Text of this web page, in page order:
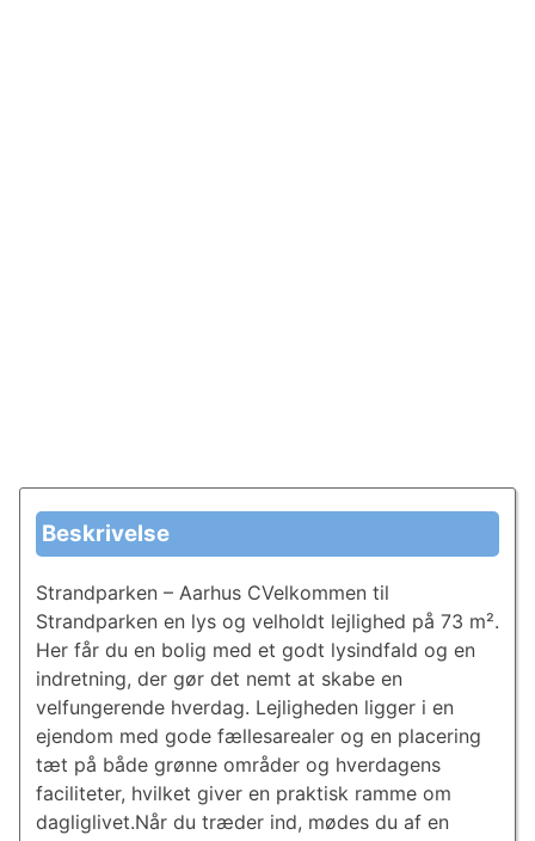
Beskrivelse
Strandparken – Aarhus CVelkommen til
Strandparken en lys og velholdt lejlighed på 73 m².
Her får du en bolig med et godt lysindfald og en
indretning, der gør det nemt at skabe en
velfungerende hverdag. Lejligheden ligger i en
ejendom med gode fællesarealer og en placering
tæt på både grønne områder og hverdagens
faciliteter, hvilket giver en praktisk ramme om
dagliglivet.Når du træder ind, mødes du af en